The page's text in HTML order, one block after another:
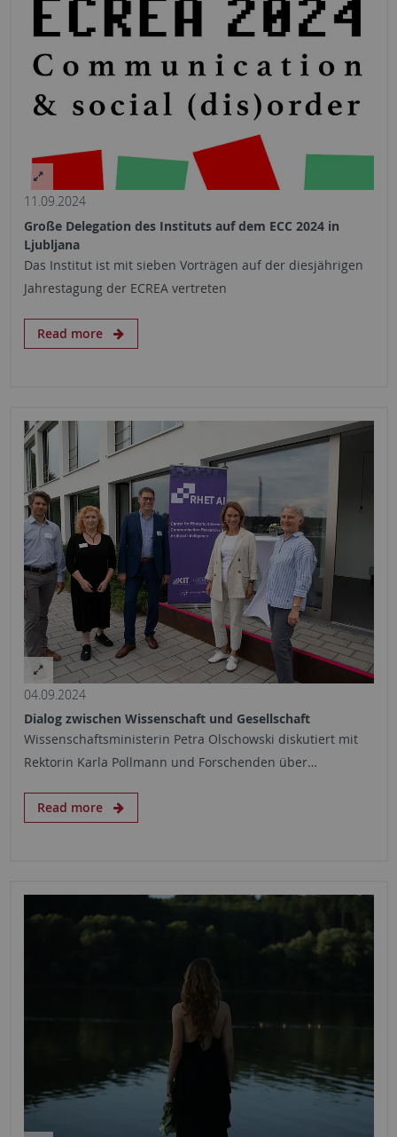
11.09.2024
Große Delegation des Instituts auf dem ECC 2024 in
Ljubljana
Das Institut ist mit sieben Vorträgen auf der diesjährigen
Jahrestagung der ECREA vertreten
Read more
04.09.2024
Dialog zwischen Wissenschaft und Gesellschaft
Wissenschaftsministerin Petra Olschowski diskutiert mit
Rektorin Karla Pollmann und Forschenden über…
Read more